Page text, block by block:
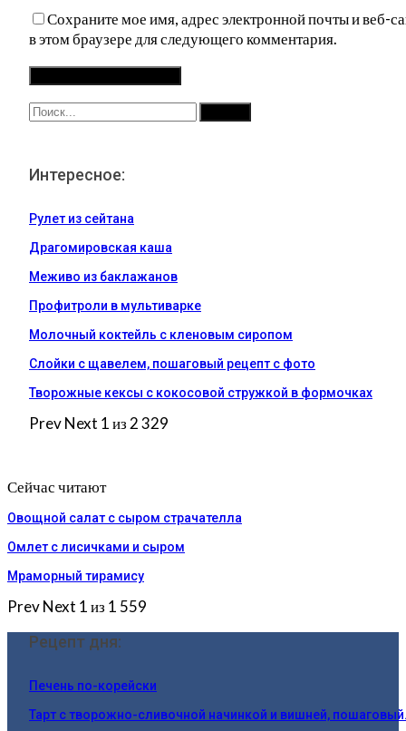
Сохраните мое имя, адрес электронной почты и веб-
в этом браузере для следующего комментария.
Интересное:
Рулет из сейтана
Драгомировская каша
Меживо из баклажанов
Профитроли в мультиварке
Молочный коктейль с кленовым сиропом
Слойки с щавелем, пошаговый рецепт с фото
Творожные кексы с кокосовой стружкой в формочках
PrevNext 1 из 2 329
Сейчас читают
Овощной салат с сыром страчателла
Омлет с лисичками и сыром
Мраморный тирамису
PrevNext 1 из 1 559
Рецепт дня:
Печень по-корейски
Тарт с творожно-сливочной начинкой и вишней,